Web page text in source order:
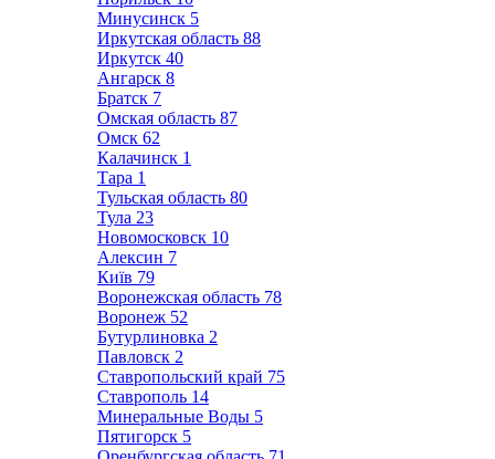
Минусинск 5
Иркутская область 88
Иркутск 40
Ангарск 8
Братск 7
Омская область 87
Омск 62
Калачинск 1
Тара 1
Тульская область 80
Тула 23
Новомосковск 10
Алексин 7
Київ 79
Воронежская область 78
Воронеж 52
Бутурлиновка 2
Павловск 2
Ставропольский край 75
Ставрополь 14
Минеральные Воды 5
Пятигорск 5